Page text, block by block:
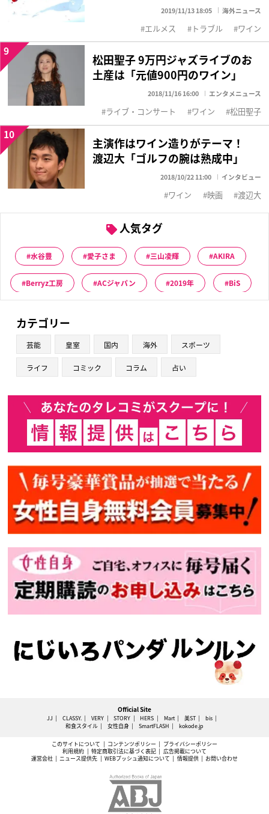
2019/11/13 18:05 海外ニュース
エルメス トラブル ワイン
松田聖子 9万円ジャズライブのお
土産は「元値900円のワイン」
2018/11/16 16:00 エンタメニュース
9
ライブ・コンサート ワイン 松田聖子
主演作はワイン造りがテーマ！
渡辺大「ゴルフの腕は熟成中」
2018/10/22 11:00 インタビュー
10
ワイン 映画 渡辺大
人気タグ
水谷豊 愛子さま 三山凌輝 AKIRA
Berryz工房 ACジャパン 2019年 BiS
カテゴリー
芸能 皇室 国内 海外 スポーツ
ライフ コミック コラム 占い
Official Site
JJ CLASSY. VERY STORY HERS Mart 美ST
bis
和食スタイル
女性自身 SmartFLASH kokode.jp
このサイトについて コンテンツポリシー
プライバシーポリシー
利用規約
特定商取引法に基づく表記
広告掲載について
運営会社
ニュース提供先 WEBプッシュ通知について 情報提供 お問い合わせ